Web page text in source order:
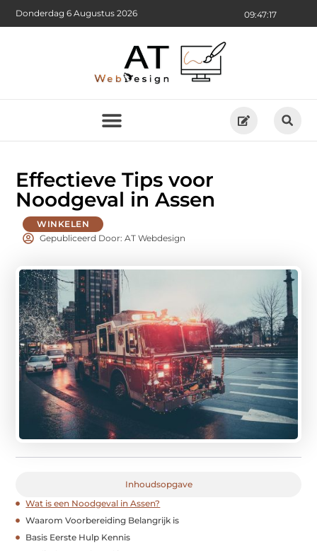
09:47:19
Donderdag 6 Augustus 2026
Effectieve Tips voor
Noodgeval in Assen
WINKELEN
Gepubliceerd Door: AT Webdesign
Inhoudsopgave
Wat is een Noodgeval in Assen?
Waarom Voorbereiding Belangrijk is
Basis Eerste Hulp Kennis